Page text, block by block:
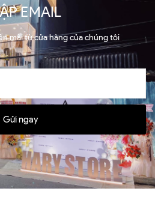
EMAIL
mãi từ cửa hàng của chúng tôi
Gửi ngay